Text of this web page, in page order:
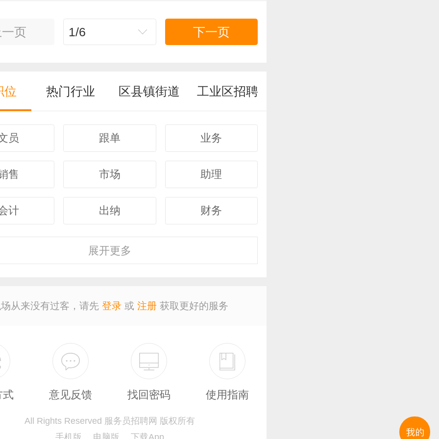
页 1/6 下一页
位 热门行业 区县镇街道 工业区招聘
员 跟单 业务
售 市场 助理
计 出纳 财务
行政
安 翻译
告 收银
计算机
展开更多
从来没有过客，请先 登录 或 注册 获取更好的服务
式 意见反馈 找回密码 使用指南
All Rights Reserved 服务员招聘网 版权所有